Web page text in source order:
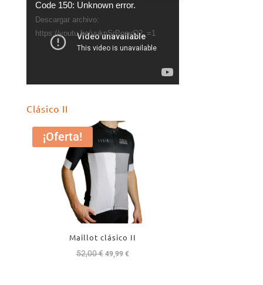
Reproductor
vídeo
Code 150: Unknown error.
Descargar archivo:
https://youtu.be/uuknSrPoevQ?_=1
Clásico II
¡Oferta!
Maillot clásico II
52,00€ El
49,99 €El